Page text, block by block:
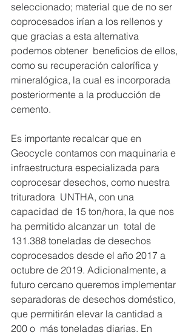
seleccionado; material que de no ser
coprocesados irían a los rellenos y
que gracias a esta alternativa
podemos obtener  beneficios de ellos,
como su recuperación calorífica y
mineralógica, la cual es incorporada
posteriormente a la producción de
cemento.
Es importante recalcar que en
Geocycle contamos con maquinaria e
infraestructura especializada para
coprocesar desechos, como nuestra
trituradora  UNTHA, con una
capacidad de 15 ton/hora, la que nos
ha permitido alcanzar un  total de
131.388 toneladas de desechos
coprocesados desde el año 2017 a
octubre de 2019. Adicionalmente, a
futuro cercano queremos implementar
separadoras de desechos doméstico,
que permitirán elevar la cantidad a
200 o  más toneladas diarias. En